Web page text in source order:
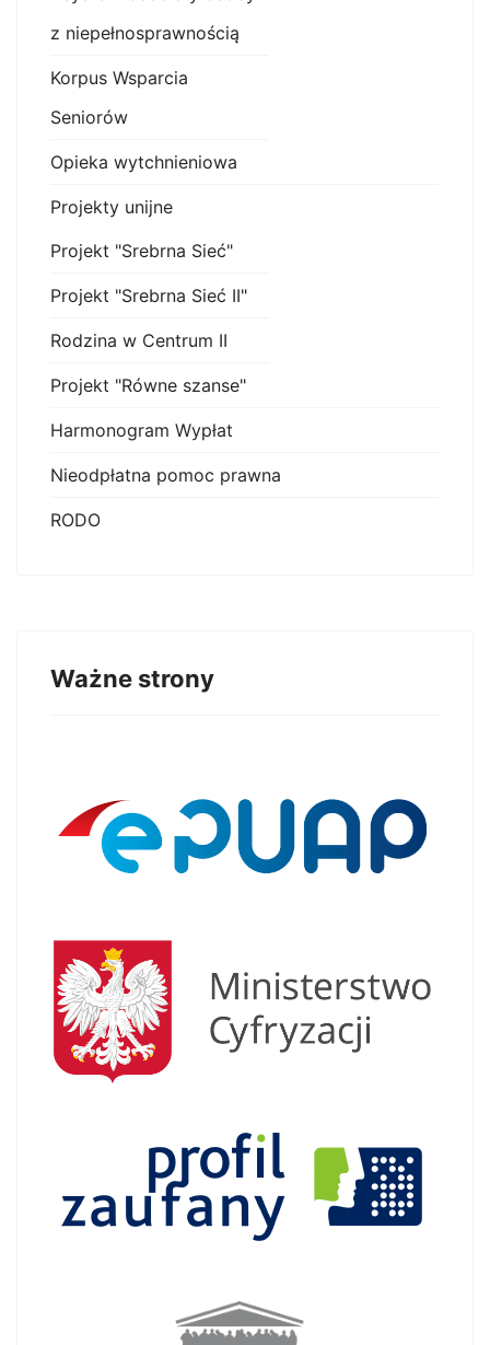
z niepełnosprawnością
Korpus Wsparcia
Seniorów
Opieka wytchnieniowa
Projekty unijne
Projekt "Srebrna Sieć"
Projekt "Srebrna Sieć II"
Rodzina w Centrum II
Projekt "Równe szanse"
Harmonogram Wypłat
Nieodpłatna pomoc prawna
RODO
Ważne strony